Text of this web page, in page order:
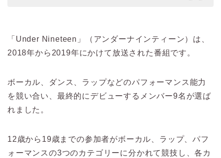
「Under Nineteen」（アンダーナインティーン）は、
2018年から2019年にかけて放送された番組です。
ボーカル、ダンス、ラップなどのパフォーマンス能力
を競い合い、最終的にデビューするメンバー9名が選ば
れました。
12歳から19歳までの参加者がボーカル、ラップ、パフ
ォーマンスの3つのカテゴリーに分かれて競技し、各カ